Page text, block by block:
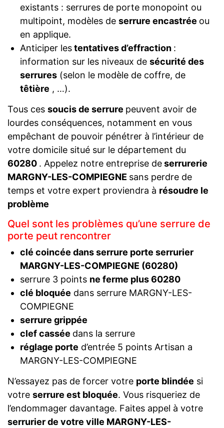
existants : serrures de porte monopoint ou
multipoint, modèles de serrure encastrée ou
en applique.
Anticiper lestentatives d’effraction :
information sur les niveaux de sécurité des
serrures(selon le modèle de coffre, de
têtière , …).
Tous ces soucis de serrure peuvent avoir de
lourdes conséquences, notamment en vous
empêchant de pouvoir pénétrer à l’intérieur de
votre domicile situé sur le département du
60280 . Appelez notre entreprise deserrurerie
MARGNY-LES-COMPIEGNE sans perdre de
temps et votre expert proviendra à résoudre le
problème
Quel sont les problèmes qu’une serrure de
porte peut rencontrer
clé coincée dans serrure porte serrurier
MARGNY-LES-COMPIEGNE (60280)
serrure 3 points ne ferme plus 60280
clé bloquée dans serrure MARGNY-LES-
COMPIEGNE
serrure grippée
clef cassée dans la serrure
réglage porte d’entrée 5 points Artisan a
MARGNY-LES-COMPIEGNE
N’essayez pas de forcer votre porte blindée si
votre serrure est bloquée. Vous risqueriez de
l’endommager davantage. Faites appel à votre
serrurier de votre ville MARGNY-LES-